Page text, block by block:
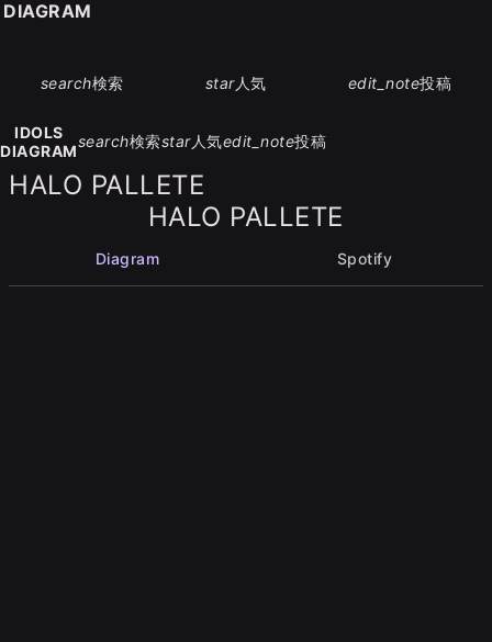
search検索 star人気 edit_note投稿
IDOLS
DIAGRAM
search検索star人気edit_note投稿
HALO PALLETE
HALO PALLETE
Diagram Spotify